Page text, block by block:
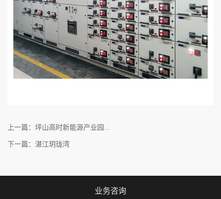
上一篇：坪山高时新能源产业园...
下一篇：湛江玥珑湾
业务咨询